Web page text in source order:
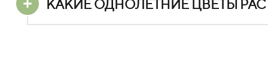
КАКИЕ ОДНОЛЕТНИЕ ЦВЕТЫ